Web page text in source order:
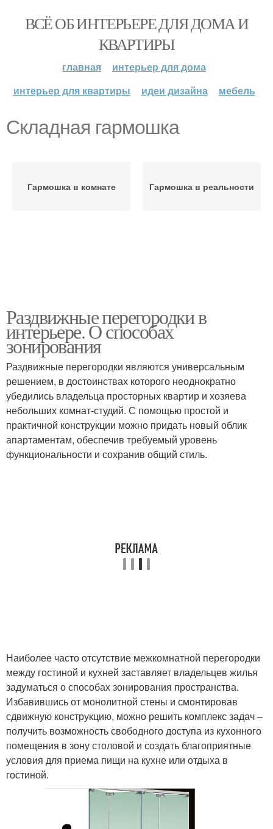
ВСЁ ОБ ИНТЕРЬЕРЕ ДЛЯ ДОМА И
КВАРТИРЫ
главная
интерьер для дома
интерьер для квартиры
идеи дизайна мебель
Складная гармошка
Гармошка в комнате Гармошка в реальности
Раздвижные перегородки в
интерьере. О способах
зонирования
Раздвижные перегородки являются универсальным
решением, в достоинствах которого неоднократно
убедились владельца просторных квартир и хозяева
небольших комнат-студий. С помощью простой и
практичной конструкции можно придать новый облик
апартаментам, обеспечив требуемый уровень
функциональности и сохранив общий стиль.
Наиболее часто отсутствие межкомнатной перегородки
между гостиной и кухней заставляет владельцев жилья
задуматься о способах зонирования пространства.
Избавившись от монолитной стены и смонтировав
сдвижную конструкцию, можно решить комплекс задач –
получить возможность свободного доступа из кухонного
помещения в зону столовой и создать благоприятные
условия для приема пищи на кухне или отдыха в
гостиной.